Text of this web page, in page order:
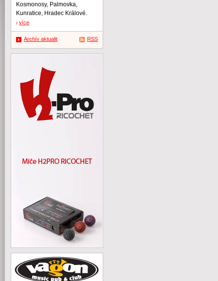
Kosmonosy, Palmovka,
Kunratice, Hradec Králové.
více
Archív aktualit RSS